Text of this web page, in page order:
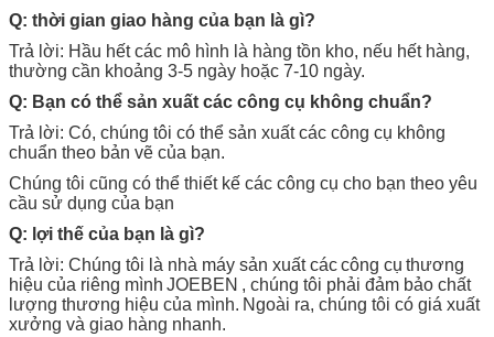
Q: thời gian giao hàng của bạn là gì?
Trả lời: Hầu hết các mô hình là hàng tồn kho, nếu hết hàng,
thường cần khoảng 3-5 ngày hoặc 7-10 ngày.
Q: Bạn có thể sản xuất các công cụ không chuẩn?
Trả lời: Có, chúng tôi có thể sản xuất các công cụ không
chuẩn theo bản vẽ của bạn.
Chúng tôi cũng có thể thiết kế các công cụ cho bạn theo yêu
cầu sử dụng của bạn
Q: lợi thế của bạn là gì?
Trả lời: Chúng tôi là nhà máy sản xuất cáccông cụ thương
hiệu của riêng mình JOEBEN , chúng tôi phải đảm bảo chất
lượng thương hiệu của mình. Ngoài ra, chúng tôi có giá xuất
xưởng và giao hàng nhanh.